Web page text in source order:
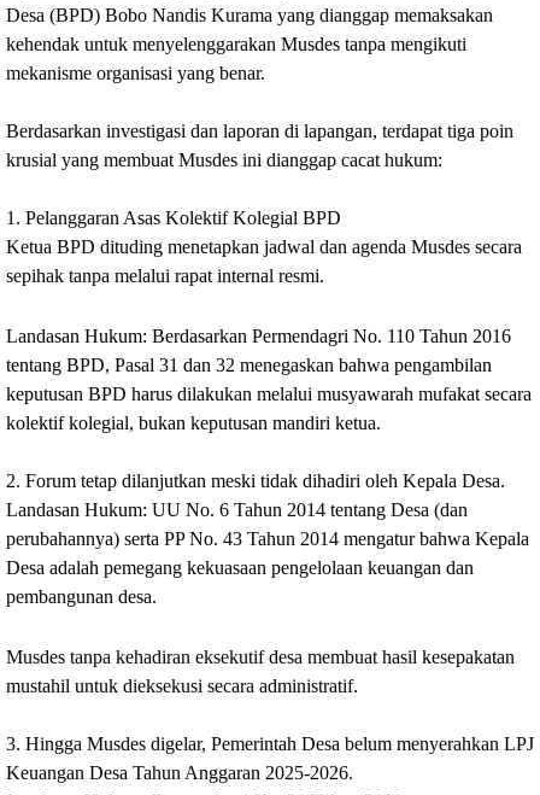
Desa (BPD) Bobo Nandis Kurama yang dianggap memaksakan
kehendak untuk menyelenggarakan Musdes tanpa mengikuti
mekanisme organisasi yang benar.
‎Berdasarkan investigasi dan laporan di lapangan, terdapat tiga poin
krusial yang membuat Musdes ini dianggap cacat hukum:
‎1. Pelanggaran Asas Kolektif Kolegial BPD
‎Ketua BPD dituding menetapkan jadwal dan agenda Musdes secara
sepihak tanpa melalui rapat internal resmi.
‎Landasan Hukum: Berdasarkan Permendagri No. 110 Tahun 2016
tentang BPD, Pasal 31 dan 32 menegaskan bahwa pengambilan
keputusan BPD harus dilakukan melalui musyawarah mufakat secara
kolektif kolegial, bukan keputusan mandiri ketua.
‎2. Forum tetap dilanjutkan meski tidak dihadiri oleh Kepala Desa.
‎Landasan Hukum: UU No. 6 Tahun 2014 tentang Desa (dan
perubahannya) serta PP No. 43 Tahun 2014 mengatur bahwa Kepala
Desa adalah pemegang kekuasaan pengelolaan keuangan dan
pembangunan desa.
Musdes tanpa kehadiran eksekutif desa membuat hasil kesepakatan
mustahil untuk dieksekusi secara administratif.
‎3. Hingga Musdes digelar, Pemerintah Desa belum menyerahkan LPJ
Keuangan Desa Tahun Anggaran 2025-2026.